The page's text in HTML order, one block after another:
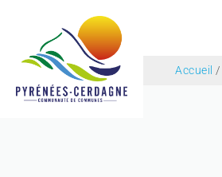
Accueil /